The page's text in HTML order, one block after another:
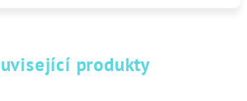
produkty